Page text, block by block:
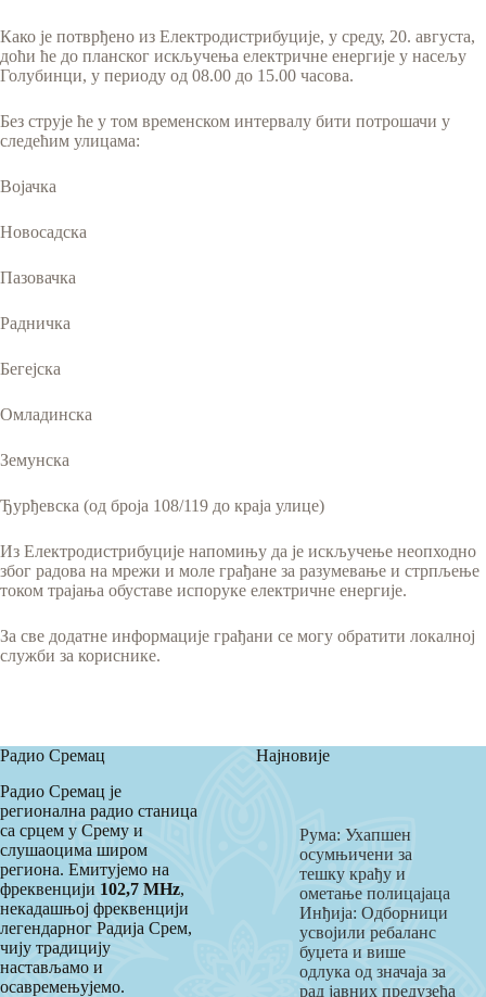
Како је потврђено из Електродистрибуције, у среду, 20. августа,
доћи ће до планског искључења електричне енергије у насељу
Голубинци, у периоду од 08.00 до 15.00 часова.
Без струје ће у том временском интервалу бити потрошачи у
следећим улицама:
Војачка
Новосадска
Пазовачка
Радничка
Бегејска
Омладинска
Земунска
Ђурђевска (од броја 108/119 до краја улице)
Из Електродистрибуције напомињу да је искључење неопходно
због радова на мрежи и моле грађане за разумевање и стрпљење
током трајања обуставе испоруке електричне енергије.
За све додатне информације грађани се могу обратити локалној
служби за кориснике.
Радио Сремац
Радио Сремац је
регионална радио станица
са срцем у Срему и
слушаоцима широм
региона. Емитујемо на
фреквенцији 102,7 MHz,
некадашњој фреквенцији
легендарног Радија Срем,
чију традицију
настављамо и
осавремењујемо.
Најновије
Рума: Ухапшен
осумњичени за
тешку крађу и
ометање полицајаца
Инђија: Одборници
усвојили ребаланс
буџета и више
одлука од значаја за
рад јавних предузећа